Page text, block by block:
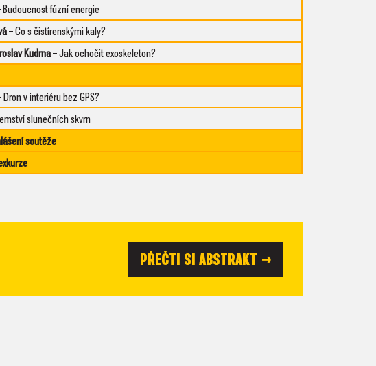
fúzní energie
– Co s čistírenskými kaly?
Kudrna– Jak ochočit exoskeleton?
v interiéru bez GPS?
slunečních skvrn
soutěže
PŘEČTI SI ABSTRAKT →